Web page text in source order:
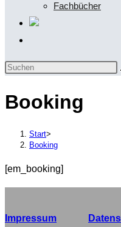
Fachbücher
umschalten
Diese
durchsuchen
Booking
Start>
Booking
[em_booking]
Impressum